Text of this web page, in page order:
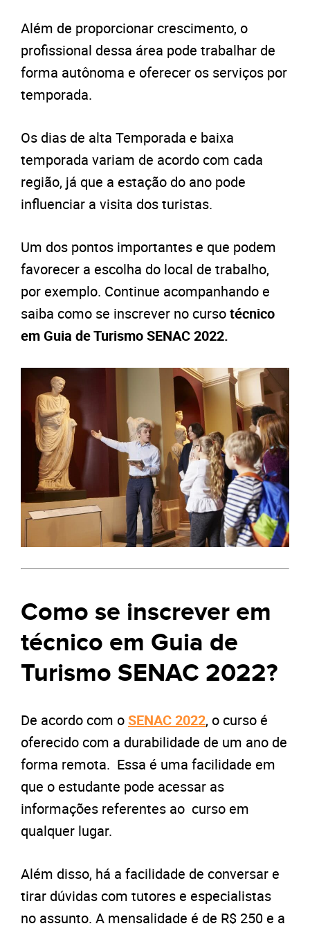
Além de proporcionar crescimento, o
profissional dessa área pode trabalhar de
forma autônoma e oferecer os serviços por
temporada.
Os dias de alta Temporada e baixa
temporada variam de acordo com cada
região, já que a estação do ano pode
influenciar a visita dos turistas.
Um dos pontos importantes e que podem
favorecer a escolha do local de trabalho,
por exemplo. Continue acompanhando e
saiba como se inscrever no cursotécnico
em Guia de Turismo SENAC 2022.
Como se inscrever em
técnico em Guia de
Turismo SENAC 2022?
De acordo com oSENAC 2022, o curso é
oferecido com a durabilidade de um ano de
forma remota. Essa é uma facilidade em
que o estudante pode acessar as
informações referentes ao curso em
qualquer lugar.
Além disso, há a facilidade de conversar e
tirar dúvidas com tutores e especialistas
no assunto. A mensalidade é de R$ 250 e a